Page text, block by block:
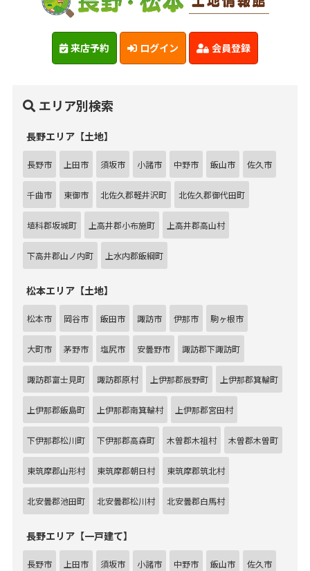
来店予約 ログイン 会員登録
エリア別検索
長野エリア【土地】
長野市 上田市 須坂市 小諸市 中野市 飯山市 佐久市
千曲市 東御市 北佐久郡軽井沢町 北佐久郡御代田町
埴科郡坂城町 上高井郡小布施町 上高井郡高山村
下高井郡山ノ内町 上水内郡飯綱町
松本エリア【土地】
松本市 岡谷市 飯田市 諏訪市 伊那市 駒ヶ根市
大町市 茅野市 塩尻市 安曇野市 諏訪郡下諏訪町
諏訪郡富士見町 諏訪郡原村 上伊那郡辰野町 上伊那郡箕輪町
上伊那郡飯島町 上伊那郡南箕輪村 上伊那郡宮田村
下伊那郡松川町 下伊那郡高森町 木曽郡木祖村 木曽郡木曽町
東筑摩郡山形村 東筑摩郡朝日村 東筑摩郡筑北村
北安曇郡池田町 北安曇郡松川村 北安曇郡白馬村
長野エリア【一戸建て】
長野市 上田市 須坂市 小諸市 中野市 飯山市 佐久市